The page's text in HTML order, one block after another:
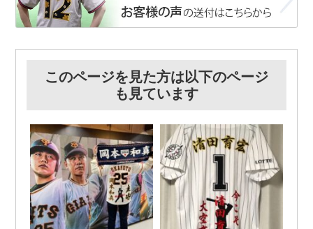
このページを見た方は以下のページ
も見ています